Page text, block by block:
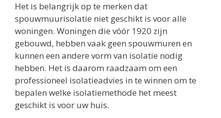
Het is belangrijk op te merken dat
spouwmuurisolatie niet geschikt is voor alle
woningen. Woningen die vóór 1920 zijn
gebouwd, hebben vaak geen spouwmuren en
kunnen een andere vorm van isolatie nodig
hebben. Het is daarom raadzaam om een
professioneel isolatieadvies in te winnen om te
bepalen welke isolatiemethode het meest
geschikt is voor uw huis.